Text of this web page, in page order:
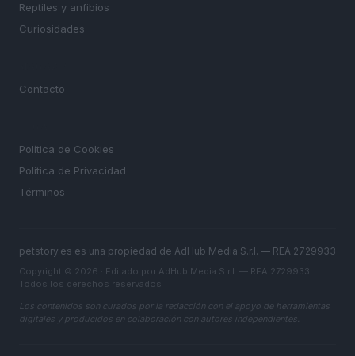
Reptiles y anfibios
Curiosidades
Contacto
Política de Cookies
Política de Privacidad
Términos
petstory.es es una propiedad de AdHub Media S.r.l. — REA 2729933
Copyright © 2026 · Editado por AdHub Media S.r.l. — REA 2729933
Todos los derechos reservados
Los contenidos son curados por la redacción con el apoyo de herramientas
digitales y producidos en colaboración con autores independientes.